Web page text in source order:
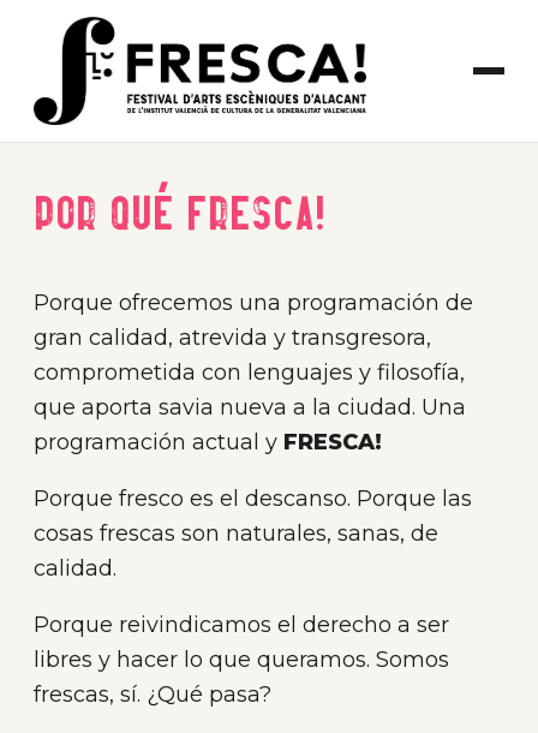
Por qué FRESCA!
Porque ofrecemos una programación de
gran calidad, atrevida y transgresora,
comprometida con lenguajes y filosofía,
que aporta savia nueva a la ciudad. Una
programación actual y FRESCA!
Porque fresco es el descanso. Porque las
cosas frescas son naturales, sanas, de
calidad.
Porque reivindicamos el derecho a ser
libres y hacer lo que queramos. Somos
frescas, sí. ¿Qué pasa?